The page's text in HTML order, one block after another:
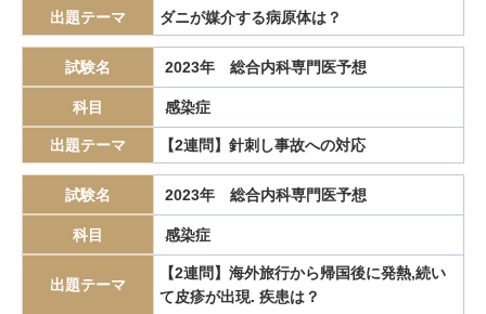
インフリキシマブ エクリズマブ エゼチミブ エダラボン
エピペン エリスロポエチン エルシニア腸炎
エルトロンボパグ エロビキシバット オレキシン
ガストリノーマ ガストリン
カリウムチャネル競合型胃酸抑制薬 カルチノイド
カンジダ血症 カンピロバクター腸炎 がん検診 がん疼痛
がん統計 がん薬物療法 ギランバレー症候群 グーフィス
クッシング病 クッシング症候群
クリプトスポリジウム症 グレリン
クロピドグレル コールドポリペクトミー
出題テーマ ダニが媒介する病原体は？
試験名 2023年 総合内科専門医予想
科目 感染症
出題テーマ 【2連問】針刺し事故への対応
試験名 2023年 総合内科専門医予想
科目 感染症
出題テーマ
【2連問】海外旅行から帰国後に発熱,続い
て皮疹が出現. 疾患は？